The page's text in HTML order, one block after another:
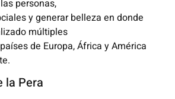
personas,
y generar belleza en donde
múltiples
de Europa, África y América
la Pera